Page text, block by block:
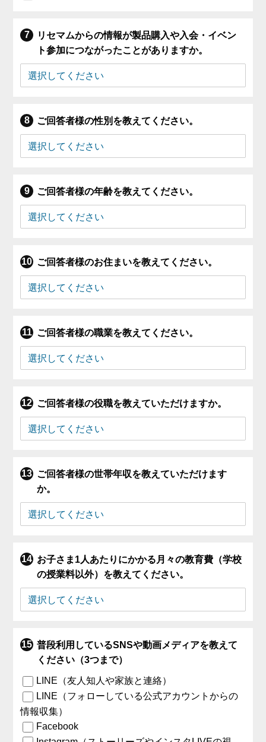
リセマムからの情報が製品購入や入会・イベン
ト参加につながったことがありますか。
ご回答者様の性別を教えてください。
ご回答者様の年齢を教えてください。
ご回答者様のお住まいを教えてください。
ご回答者様の職業を教えてください。
ご回答者様の役職を教えていただけますか。
ご回答者様の世帯年収を教えていただけます
か。
お子さま1人あたりにかかる月々の教育費（学校
の授業料以外）を教えてください。
普段利用しているSNSや動画メディアを教えて
ください（3つまで）
LINE（友人知人や家族と連絡）
LINE（フォローしている公式アカウントからの
情報収集）
Facebook